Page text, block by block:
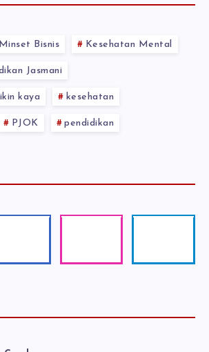
Minset Bisnis Kesehatan Mental
Jasmani
kaya kesehatan
PJOK pendidikan